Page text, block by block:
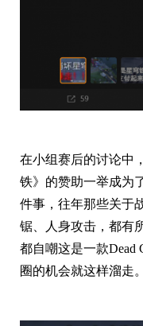
在小组赛后的讨论中
铁》的赞助一举成为
件事，往年那些关于
锯、人身攻击，都有
都自嘲这是一款Dead
圈的机会就这样溜走。